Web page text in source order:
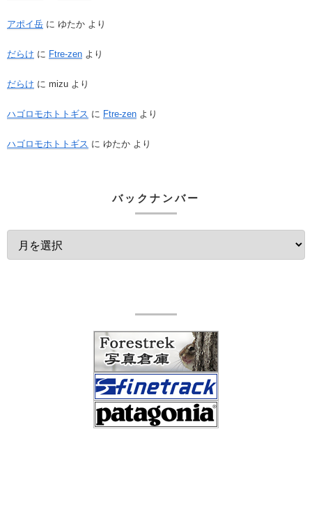
アポイ岳 に ゆたか より
だらけ に Ftre-zen より
だらけ に mizu より
ハゴロモホトトギス に Ftre-zen より
ハゴロモホトトギス に ゆたか より
バックナンバー